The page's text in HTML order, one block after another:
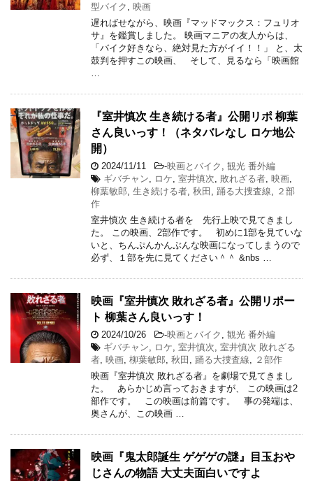
型バイク
映画
遅ればせながら、映画『マッドマックス：フュリオ
サ』を鑑賞しました。 映画マニアの友人からは、
「バイク好きなら、絶対見た方がイイ！！」 と、太
鼓判を押すこの映画、 そして、見るなら「映画館
『室井慎次 生き続ける者』公開リポ 柳葉
さん良いっす！（ネタバレなし ロケ地公
開）
2024/11/11 -映画とバイク
観光 番外編
ギバチャン
ロケ 室井慎次 敗れざる者 映画
柳葉敏郎 生き続ける者 秋田 踊る大捜査線
２部
作
室井慎次 生き続ける者を 先行上映で見てきまし
た。 この映画、2部作です。 初めに1部を見ていな
いと、ちんぷんかんぶんな映画になってしまうので
必ず、１部を先に見てください＾＾ &nbs …
映画『室井慎次 敗れざる者』公開リポー
ト 柳葉さん良いっす！
2024/10/26 -映画とバイク
観光 番外編
ギバチャン
ロケ 室井慎次 室井慎次 敗れざる
者 映画 柳葉敏郎 秋田 踊る大捜査線
２部作
映画『室井慎次 敗れざる者』を劇場で見てきまし
た。 あらかじめ言っておきますが、 この映画は2
部作です。 この映画は前篇です。 事の発端は、
奥さんが、この映画 …
映画『鬼太郎誕生 ゲゲゲの謎』目玉おや
じさんの物語 大丈夫面白いですよ